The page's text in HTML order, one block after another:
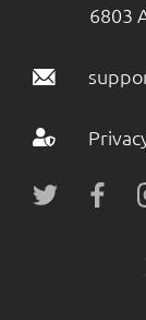
6803